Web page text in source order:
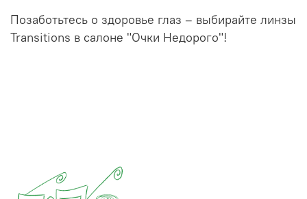
Позаботьтесь о здоровье глаз – выбирайте линзы
Transitions в салоне "Очки Недорого"!